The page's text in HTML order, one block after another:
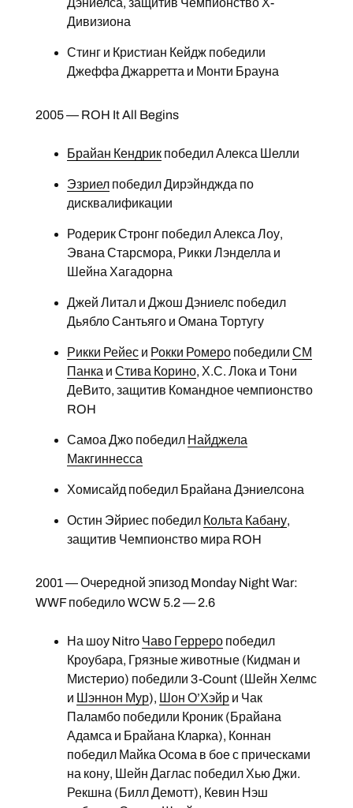
Дэниелса, защитив Чемпионство Х-
Дивизиона
Стинг и Кристиан Кейдж победили
Джеффа Джарретта и Монти Брауна
2005 — ROH It All Begins
Брайан Кендрикпобедил Алекса Шелли
Эзриелпобедил Дирэйнджда по
дисквалификации
Родерик Стронг победил Алекса Лоу,
Эвана Старсмора, Рикки Лэнделла и
Шейна Хагадорна
Джей Литал и Джош Дэниелс победил
Дьябло Сантьяго и Омана Тортугу
Рикки Рейеси Рокки Ромеропобедили СМ
Панка и Стива Корино, Х.С. Лока и Тони
ДеВито, защитив Командное чемпионство
ROH
Самоа Джо победил Найджела
Макгиннесса
Хомисайд победил Брайана Дэниелсона
Остин Эйриес победил Кольта Кабану,
защитив Чемпионство мира ROH
2001 — Очередной эпизод Monday Night War:
WWF победило WCW 5.2 — 2.6
На шоу Nitro Чаво Герреропобедил
Кроубара, Грязные животные (Кидман и
Мистерио) победили 3-Count (Шейн Хелмс
и Шэннон Мур), Шон О’Хэйри Чак
Паламбо победили Кроник (Брайана
Адамса и Брайана Кларка), Коннан
победил Майка Осома в бое с прическами
на кону, Шейн Даглас победил Хью Джи.
Рекшна (Билл Демотт), Кевин Нэш